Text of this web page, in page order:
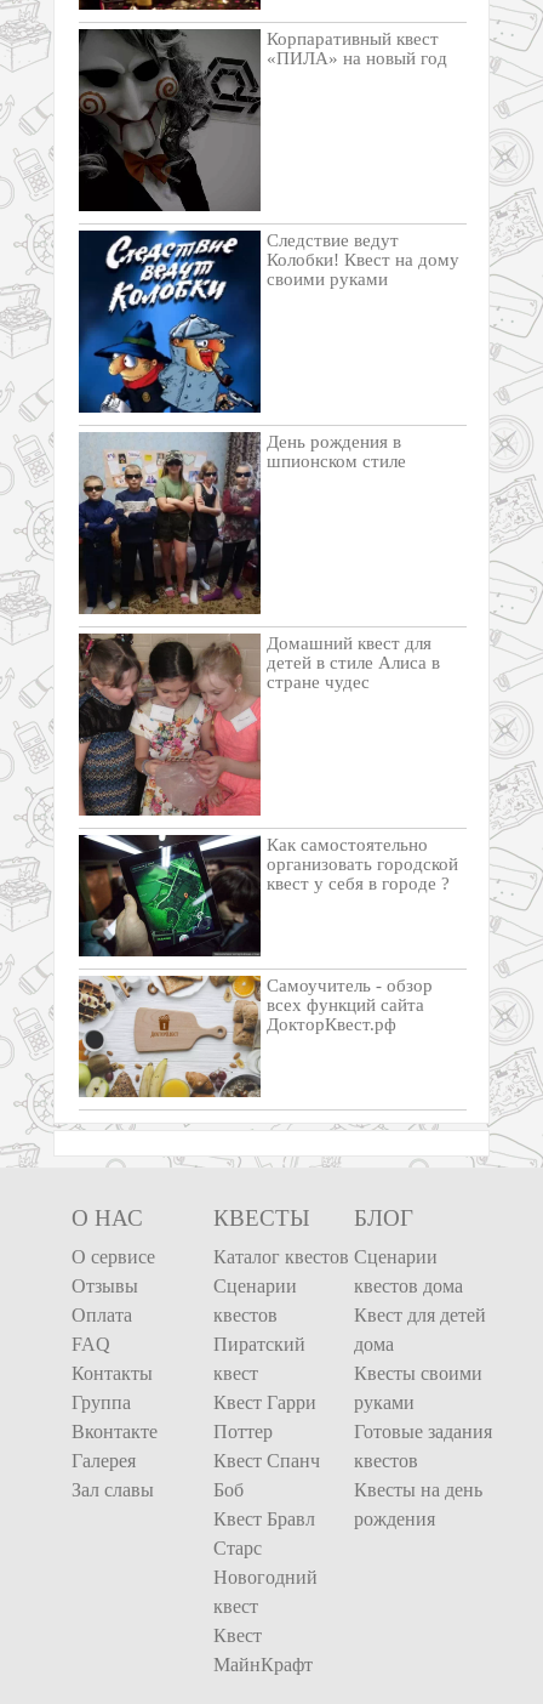
Корпаративный квест
«ПИЛА» на новый год
Следствие ведут
Колобки! Квест на дому
своими руками
День рождения в
шпионском стиле
Домашний квест для
детей в стиле Алиса в
стране чудес
Как самостоятельно
организовать городской
квест у себя в городе ?
Самоучитель - обзор
всех функций сайта
ДокторКвест.рф
О НАС
О сервисе
Отзывы
Оплата
FAQ
Контакты
Группа
Вконтакте
Галерея
Зал славы
КВЕСТЫ
Каталог квестов
Сценарии
квестов
Пиратский
квест
Квест Гарри
Поттер
Квест Спанч
Боб
Квест Бравл
Старс
Новогодний
квест
Квест
МайнКрафт
БЛОГ
Сценарии
квестов дома
Квест для детей
дома
Квесты своими
руками
Готовые задания
квестов
Квесты на день
рождения